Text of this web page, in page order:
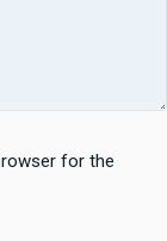
for the